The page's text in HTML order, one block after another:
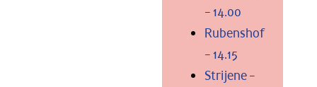
– 14.00
Rubenshof
– 14.15
Strijene –